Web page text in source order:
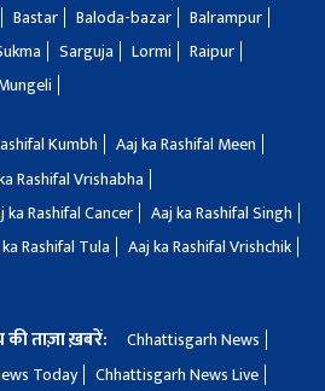
Bastar Baloda-bazar
Balrampur
Sarguja Lormi
Raipur
Kumbh
Aaj ka Rashifal Meen
Rashifal Vrishabha
ka Rashifal Cancer
Aaj ka Rashifal Singh
Rashifal Tula
Aaj ka Rashifal Vrishchik
ताज़ा ख़बरें:
Chhattisgarh News
Today
Chhattisgarh News Live